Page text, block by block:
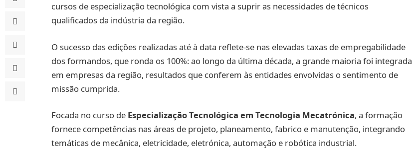
cursos de especialização tecnológica com vista a suprir as necessidades de técnicos
qualificados da indústria da região.
O sucesso das edições realizadas até à data reflete-se nas elevadas taxas de empregabilidade
dos formandos, que ronda os 100%: ao longo da última década, a grande maioria foi integrada
em empresas da região, resultados que conferem às entidades envolvidas o sentimento de
missão cumprida.
Focada no curso de Especialização Tecnológica em Tecnologia Mecatrónica, a formação
fornece competências nas áreas de projeto, planeamento, fabrico e manutenção, integrando
temáticas de mecânica, eletricidade, eletrónica, automação e robótica industrial.